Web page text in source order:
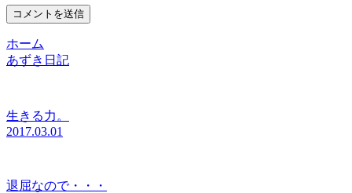
ホーム
あずき日記
生きる力。
2017.03.01
退屈なので・・・